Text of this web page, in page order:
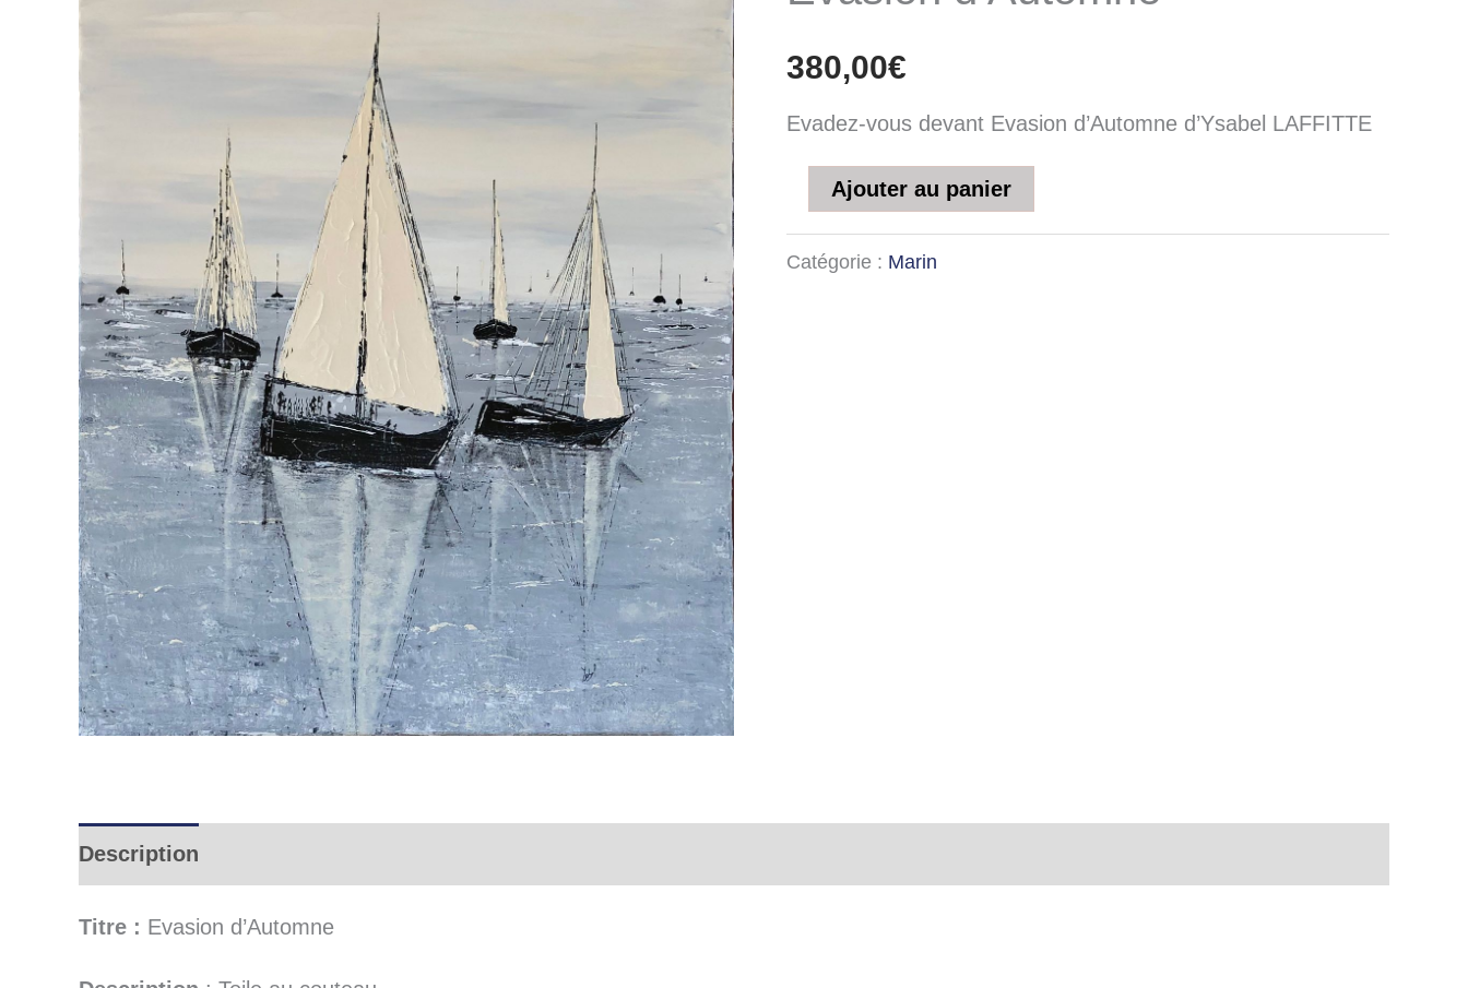
380,00€
Evadez-vous devant Evasion d’Automne d’Ysabel LAFFITTE
Ajouter au panier
Catégorie : Marin
Description
Titre : Evasion d’Automne